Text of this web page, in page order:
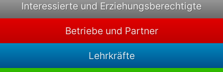
Interessierte und Erziehungsberechtigte
Betriebe und Partner
Lehrkräfte